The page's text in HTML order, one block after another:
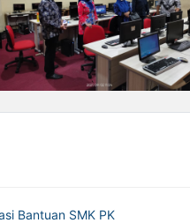
Bantuan SMK PK